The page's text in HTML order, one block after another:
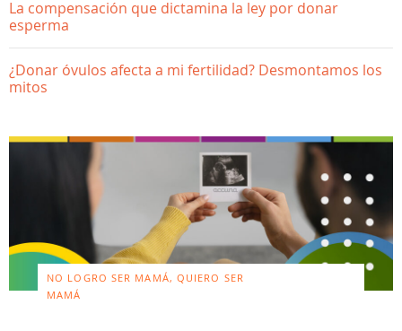
La compensación que dictamina la ley por donar
esperma
¿Donar óvulos afecta a mi fertilidad? Desmontamos los
mitos
NO LOGRO SER MAMÁ, QUIERO SER
MAMÁ